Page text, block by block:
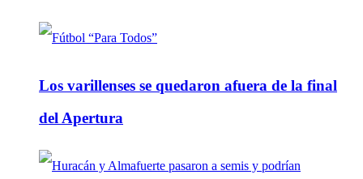
Los varillenses se quedaron afuera de la final
del Apertura